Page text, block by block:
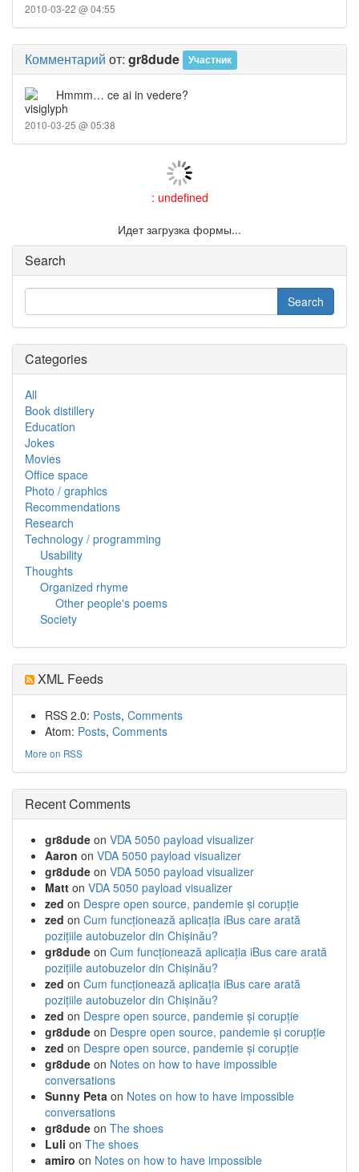
2010-03-22 @ 04:55
Комментарий от: gr8dude Участник
Hmmm… ce ai in vedere?
2010-03-25 @ 05:38
: undefined
Идет загрузка формы...
Search
Categories
All
Book distillery
Education
Jokes
Movies
Office space
Photo / graphics
Recommendations
Research
Technology / programming
Usability
Thoughts
Organized rhyme
Other people's poems
Society
XML Feeds
RSS 2.0: Posts, Comments
Atom: Posts, Comments
More on RSS
Recent Comments
gr8dude on VDA 5050 payload visualizer
Aaron on VDA 5050 payload visualizer
gr8dude on VDA 5050 payload visualizer
Matt on VDA 5050 payload visualizer
zed on Despre open source, pandemie și corupție
zed on Cum funcționează aplicația iBus care arată
pozițiile autobuzelor din Chișinău?
gr8dude on Cum funcționează aplicația iBus care arată
pozițiile autobuzelor din Chișinău?
zed on Cum funcționează aplicația iBus care arată
pozițiile autobuzelor din Chișinău?
zed on Despre open source, pandemie și corupție
gr8dude on Despre open source, pandemie și corupție
zed on Despre open source, pandemie și corupție
gr8dude on Notes on how to have impossible
conversations
Sunny Peta on Notes on how to have impossible
conversations
gr8dude on The shoes
Luli on The shoes
amiro on Notes on how to have impossible